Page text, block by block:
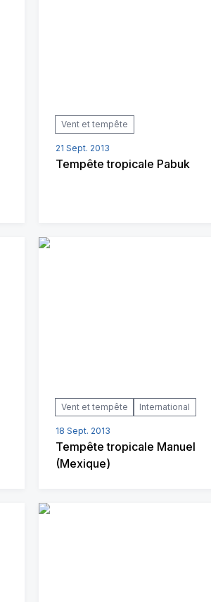
Vent et tempête
21 Sept. 2013
Tempête tropicale Pabuk
Vent et tempête International
18 Sept. 2013
Tempête tropicale Manuel
(Mexique)